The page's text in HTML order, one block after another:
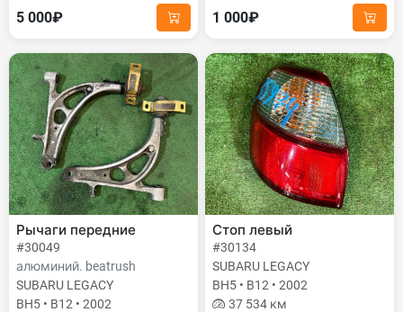
5 000₽ 1 000₽
Рычаги передние
#30049
алюминий. beatrush
SUBARU LEGACY
BH5 • B12 • 2002
Стоп левый
#30134
SUBARU LEGACY
BH5 • B12 • 2002
37 534 км